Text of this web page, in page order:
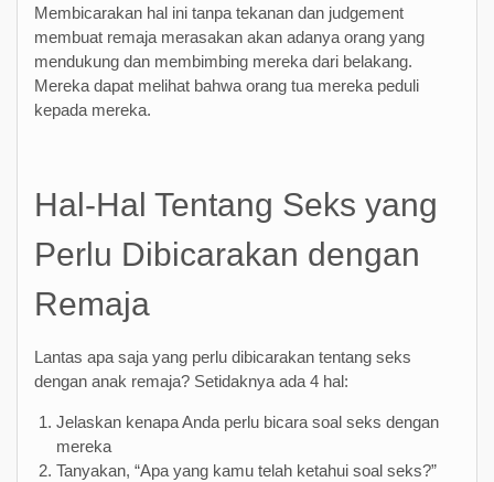
Membicarakan hal ini tanpa tekanan dan judgement
membuat remaja merasakan akan adanya orang yang
mendukung dan membimbing mereka dari belakang.
Mereka dapat melihat bahwa orang tua mereka peduli
kepada mereka.
Hal-Hal Tentang Seks yang
Perlu Dibicarakan dengan
Remaja
Lantas apa saja yang perlu dibicarakan tentang seks
dengan anak remaja? Setidaknya ada 4 hal:
Jelaskan kenapa Anda perlu bicara soal seks dengan
mereka
Tanyakan, “Apa yang kamu telah ketahui soal seks?”